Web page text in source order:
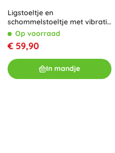
Ligstoeltje en
schommelstoeltje met vibratie
RICOKIDS – grijs
Op voorraad
€ 59,90
In mandje